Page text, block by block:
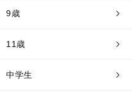
9歳
11歳
中学生